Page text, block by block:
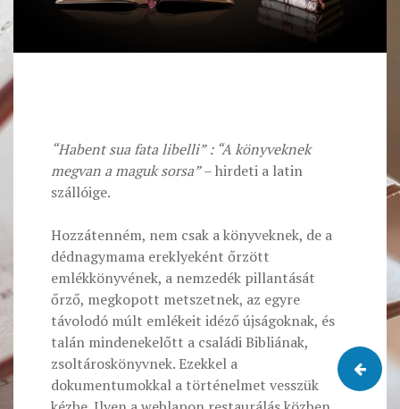
“Habent sua fata libelli” : “A könyveknek
megvan a maguk sorsa”– hirdeti a latin
szállóige.
Hozzátenném, nem csak a könyveknek, de a
dédnagymama ereklyeként őrzött
emlékkönyvének, a nemzedék pillantását
őrző, megkopott metszetnek, az egyre
távolodó múlt emlékeit idéző újságoknak, és
talán mindenekelőtt a családi Bibliának,
zsoltároskönyvnek. Ezekkel a
dokumentumokkal a történelmet vesszük